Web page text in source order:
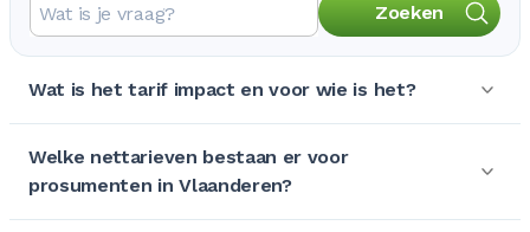
Zoeken
Wat is het tarif impact en voor wie is het?
Welke nettarieven bestaan er voor
prosumenten in Vlaanderen?